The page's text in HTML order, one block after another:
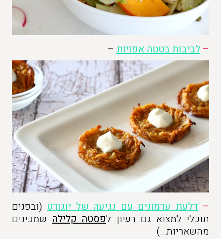
– לביבות בטטה אפויות –
–דלעת ערמונים עם נגיעה של יוגורט(ובפנים
תוכלי למצוא גם רעיון לפסטה קלילהשמכינים
מהשאריות…)